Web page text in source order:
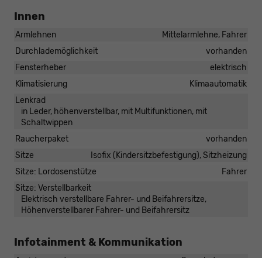
Innen
Armlehnen
Mittelarmlehne, Fahrer
Durchlademöglichkeit
vorhanden
Fensterheber
elektrisch
Klimatisierung
Klimaautomatik
Lenkrad
in Leder, höhenverstellbar, mit Multifunktionen, mit
Schaltwippen
Raucherpaket
vorhanden
Sitze
Isofix (Kindersitzbefestigung), Sitzheizung
Sitze: Lordosenstütze
Fahrer
Sitze: Verstellbarkeit
Elektrisch verstellbare Fahrer- und Beifahrersitze,
Höhenverstellbarer Fahrer- und Beifahrersitz
Infotainment & Kommunikation